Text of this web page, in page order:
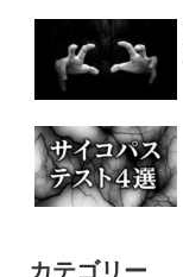
カテゴリー